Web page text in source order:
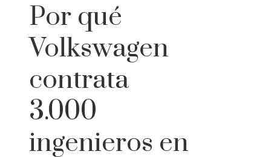
Por qué
Volkswagen
contrata
3.000
ingenieros en